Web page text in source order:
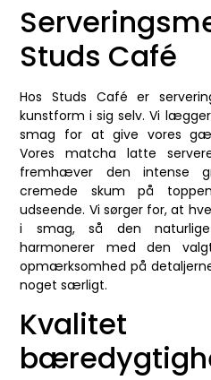
Studs Café
Hos Studs Café er
kunstform i sig selv. Vi
smag for at give vores
Vores matcha latte
fremhæver den intense
cremede skum på
udseende. Vi sørger for, at
i smag, så den
harmonerer med den
opmærksomhed på
noget særligt.